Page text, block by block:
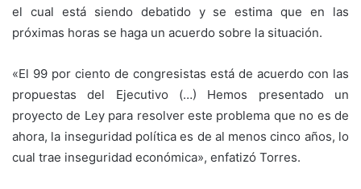
el cual está siendo debatido y se estima que en las
próximas horas se haga un acuerdo sobre la situación.
«El 99 por ciento de congresistas está de acuerdo con las
propuestas del Ejecutivo (…) Hemos presentado un
proyecto de Ley para resolver este problema que no es de
ahora, la inseguridad política es de al menos cinco años, lo
cual trae inseguridad económica», enfatizó Torres.